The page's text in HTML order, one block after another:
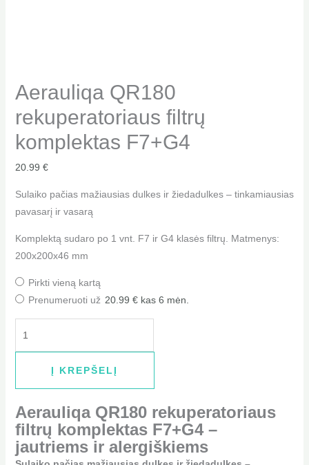
Aerauliqa QR180
rekuperatoriaus filtrų
komplektas F7+G4
20.99 €
Sulaiko pačias mažiausias dulkes ir žiedadulkes – tinkamiausias
pavasarį ir vasarą
Komplektą sudaro po 1 vnt. F7 ir G4 klasės filtrų. Matmenys:
200x200x46 mm
Pirkti vieną kartą
Prenumeruoti už 20.99€ kas 6 mėn.
Į KREPŠELĮ
Aerauliqa QR180 rekuperatoriaus
filtrų komplektas F7+G4 –
jautriems ir alergiškiems